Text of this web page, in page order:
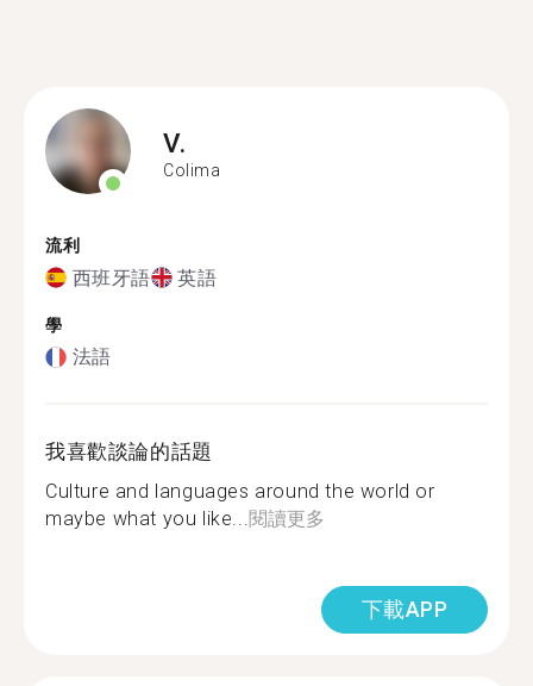
V.
Colima
流利
西班牙語 英語
學
法語
我喜歡談論的話題
Culture and languages around the world or
maybe what you like...閱讀更多
下載APP